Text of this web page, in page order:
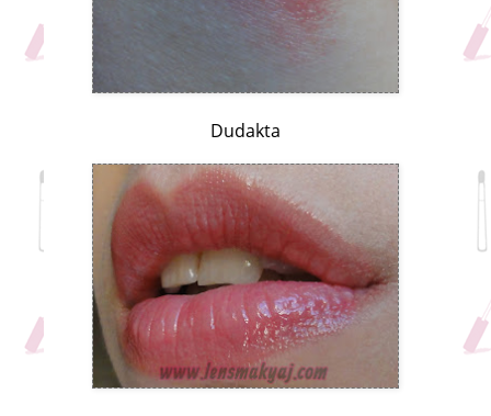
Dudakta